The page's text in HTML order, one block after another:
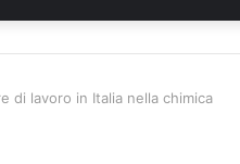
di lavoro in Italia nella chimica